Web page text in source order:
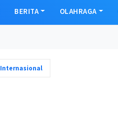
BERITA OLAHRAGA
Internasional